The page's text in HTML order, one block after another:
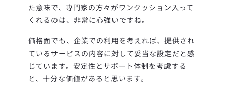
た意味で、専門家の方々がワンクッション入って
くれるのは、非常に心強いですね。
価格面でも、企業での利用を考えれば、提供され
ているサービスの内容に対して妥当な設定だと感
じています。安定性とサポート体制を考慮する
と、十分な価値があると思います。